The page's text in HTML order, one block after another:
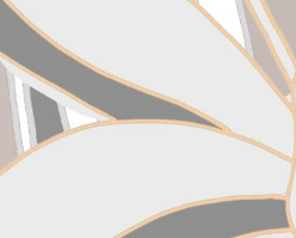
15 – 19 Uhr und Samstag –